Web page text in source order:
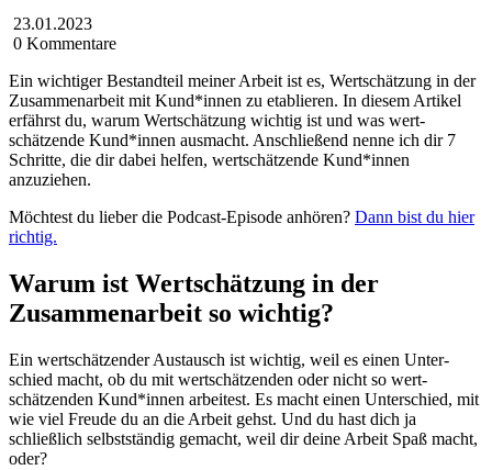
23.01.2023
0 Kommentare
Ein wichtiger Bestandteil meiner Arbeit ist es, Wert­schätzung in der
Zusammen­arbeit mit Kund*innen zu etablieren. In diesem Artikel
erfährst du, warum Wert­schätzung wichtig ist und was wert­
schätzende Kund*innen ausmacht. Anschließend nenne ich dir 7
Schritte, die dir dabei helfen, wert­schätzende Kund*innen
anzuziehen.
Möchtest du lieber die Podcast-Episode anhören? Dann bist du hier
richtig.
Warum ist Wertschätzung in der
Zusammen­arbeit so wichtig?
Ein wertschätzender Austausch ist wichtig, weil es einen Unter­
schied macht, ob du mit wert­schätzenden oder nicht so wert­
schätzenden Kund*innen arbeitest. Es macht einen Unter­schied, mit
wie viel Freude du an die Arbeit gehst. Und du hast dich ja
schließlich selbst­ständig gemacht, weil dir deine Arbeit Spaß macht,
oder?